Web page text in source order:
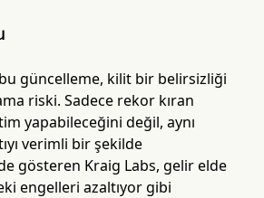
bu güncelleme, kilit bir belirsizliği
riski. Sadece rekor kıran
yapabileceğini değil, aynı
verimli bir şekilde
gösteren Kraig Labs, gelir elde
engelleri azaltıyor gibi